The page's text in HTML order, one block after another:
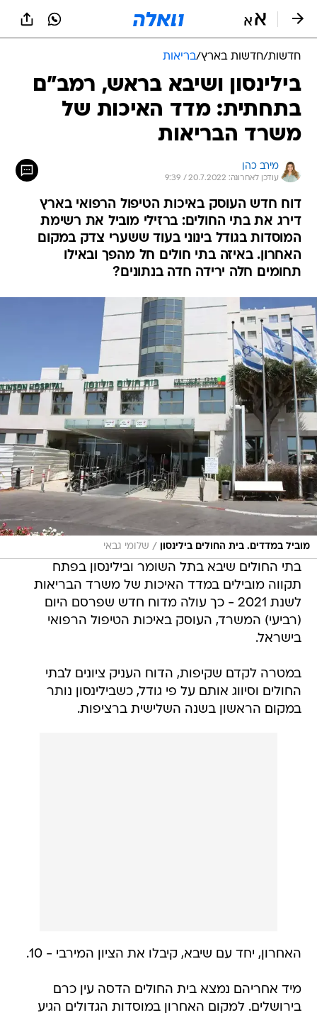
חדשות/חדשות בארץ/בריאות
בילינסון ושיבא בראש, רמב"ם
בתחתית: מדד האיכות של
משרד הבריאות
מירב כהן
עודכן לאחרונה: 20.7.2022 / 9:39
דוח חדש העוסק באיכות הטיפול הרפואי בארץ
דירג את בתי החולים: ברזילי מוביל את רשימת
המוסדות בגודל בינוני בעוד ששערי צדק במקום
האחרון. באיזה בתי חולים חל מהפך ובאילו
תחומים חלה ירידה חדה בנתונים?
מוביל במדדים. בית החולים בילינסון / שלומי גבאי
בתי החולים שיבא בתל השומר ובילינסון בפתח
תקווה מובילים במדד האיכות של משרד הבריאות
לשנת 2021 - כך עולה מדוח חדש שפרסם היום
(רביעי) המשרד, העוסק באיכות הטיפול הרפואי
בישראל.
במטרה לקדם שקיפות, הדוח העניק ציונים לבתי
החולים וסיווג אותם על פי גודל, כשבילינסון נותר
במקום הראשון בשנה השלישית ברציפות.
האחרון, יחד עם שיבא, קיבלו את הציון המירבי - 10.
מיד אחריהם נמצא בית החולים הדסה עין כרם
בירושלים. למקום האחרון במוסדות הגדולים הגיע